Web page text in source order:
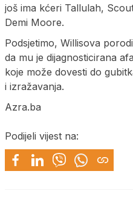
još ima kćeri Tallulah,
Demi Moore.
Podsjetimo, Willisova
da mu je dijagnosticirana
koje može dovesti do
i izražavanja.
Azra.ba
Podijeli vijest na: